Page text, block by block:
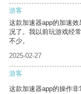
游客
这款加速器app的加速
况了。我以前玩游戏经
不少。
2025-02-27
游客
这款加速器app的操作非